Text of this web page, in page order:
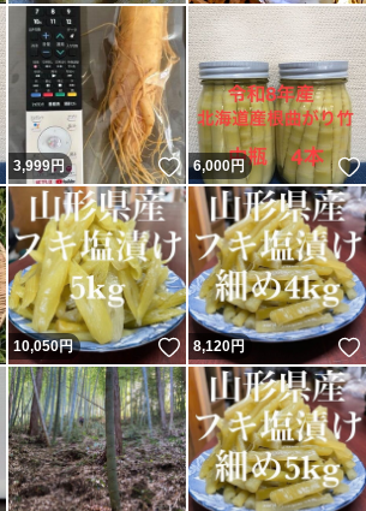
いいね！
3,999円 いいね！
6,000円
いいね！
10,050円 いいね！
8,120円